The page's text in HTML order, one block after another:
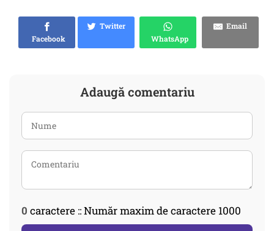
Facebook
Twitter
WhatsApp
Email
Adaugă comentariu
0 caractere :: Număr maxim de caractere 1000